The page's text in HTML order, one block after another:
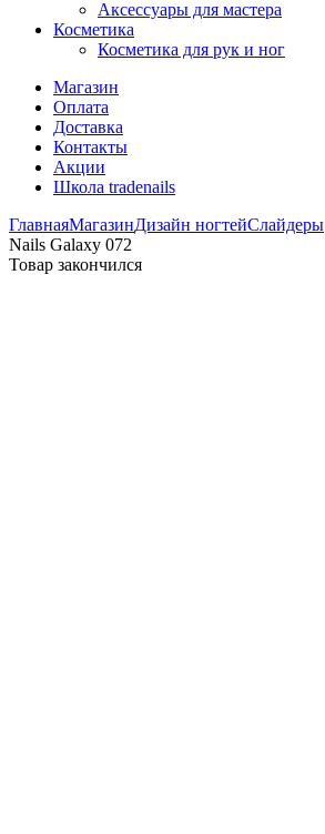
Аксессуары для мастера
Косметика
Косметика для рук и ног
Магазин
Оплата
Доставка
Контакты
Акции
Школа tradenails
ГлавнаяМагазинДизайн ногтейСлайдеры
Nails Galaxy 072
Товар закончился